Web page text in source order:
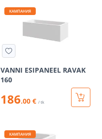
КАМПАНИЯ
VANNI ESIPANEEL RAVAK
160
186.00 € / tk
КАМПАНИЯ